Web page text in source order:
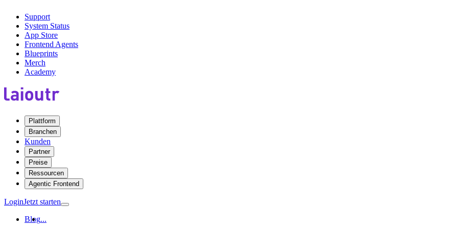
Support
System Status
App Store
Frontend Agents
Blueprints
Merch
Academy
Plattform
Branchen
Kunden
Partner
Preise
Ressourcen
Agentic Frontend
LoginJetzt starten
Blog...